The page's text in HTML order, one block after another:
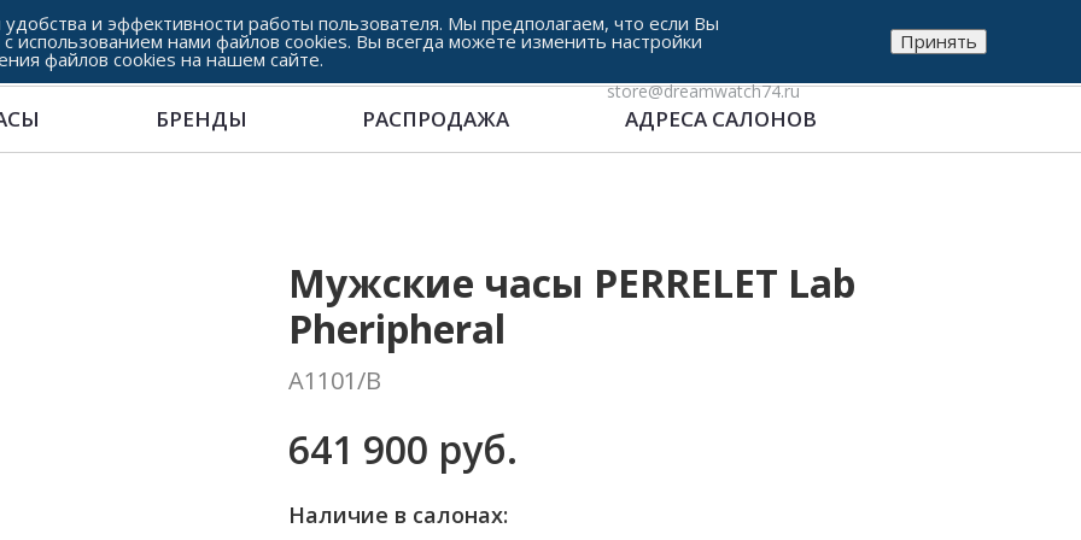
8-912-771-38-05
store@dreamwatch74.ru
БРЕНДЫ РАСПРОДАЖА АДРЕСА САЛОНОВ
Мужские часы PERRELET Lab
Pheripheral
A1101/B
641 900 руб.
Наличие в салонах:
и эффективности работы пользователя. Мы предполагаем, что если Вы
использованием нами файлов cookies. Вы всегда можете изменить настройки
файлов cookies на нашем сайте.
Принять